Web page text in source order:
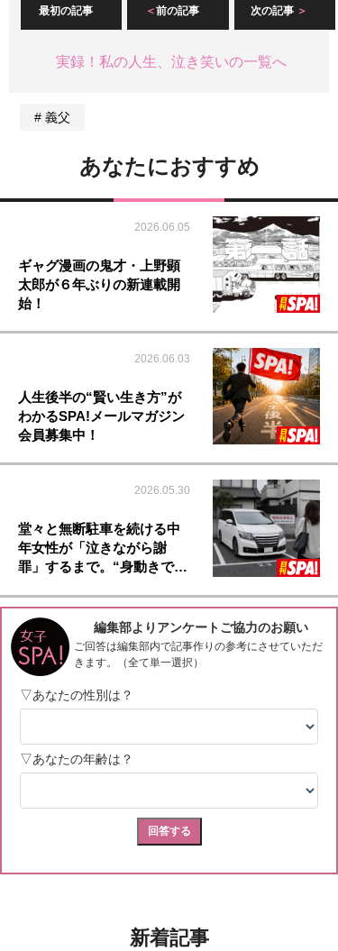
最初の記事 前の記事 次の記事
実録！私の人生、泣き笑いの一覧へ
義父
あなたにおすすめ
2026.06.05
ギャグ漫画の鬼才・上野顕
太郎が６年ぶりの新連載開
始！
2026.06.03
人生後半の“賢い生き方”が
わかるSPA!メールマガジン
会員募集中！
2026.05.30
堂々と無断駐車を続ける中
年女性が「泣きながら謝
罪」するまで。“身動きで…
新着記事